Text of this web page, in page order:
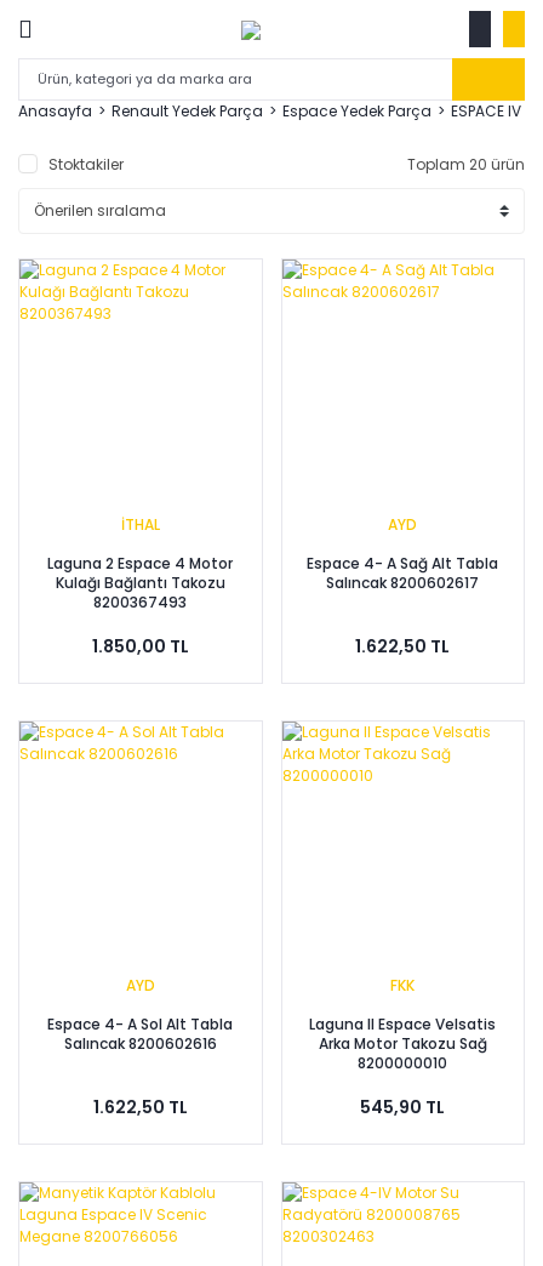
Anasayfa Renault Yedek Parça Espace Yedek Parça ESPACE IV 02
Stoktakiler Toplam 20 ürün
İTHAL
Laguna 2 Espace 4 Motor
Kulağı Bağlantı Takozu
8200367493
1.850,00 TL
AYD
Espace 4- A Sağ Alt Tabla
Salıncak 8200602617
1.622,50 TL
AYD
Espace 4- A Sol Alt Tabla
Salıncak 8200602616
1.622,50 TL
FKK
Laguna II Espace Velsatis
Arka Motor Takozu Sağ
8200000010
545,90 TL